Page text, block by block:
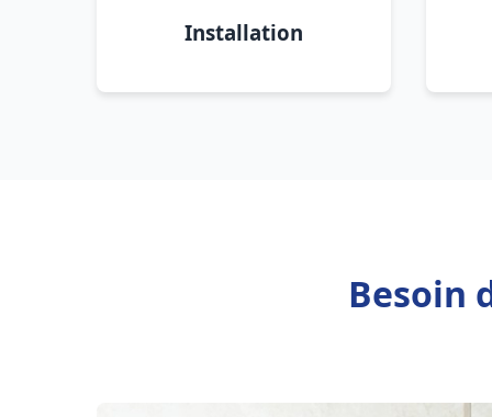
Installation
Besoin